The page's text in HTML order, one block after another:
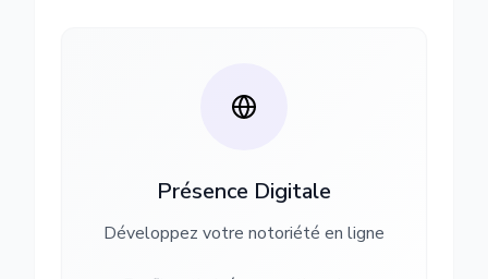
Présence Digitale
Développez votre notoriété en ligne